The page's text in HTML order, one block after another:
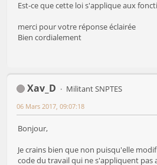
Est-ce que cette loi s'applique aux
merci pour votre réponse éclairée
Bien cordialement
Xav_D Militant SNPTES
06 Mars 2017, 09:07:18
Bonjour,
Je crains bien que non puisqu'elle
code du travail qui ne s'appliquent pas